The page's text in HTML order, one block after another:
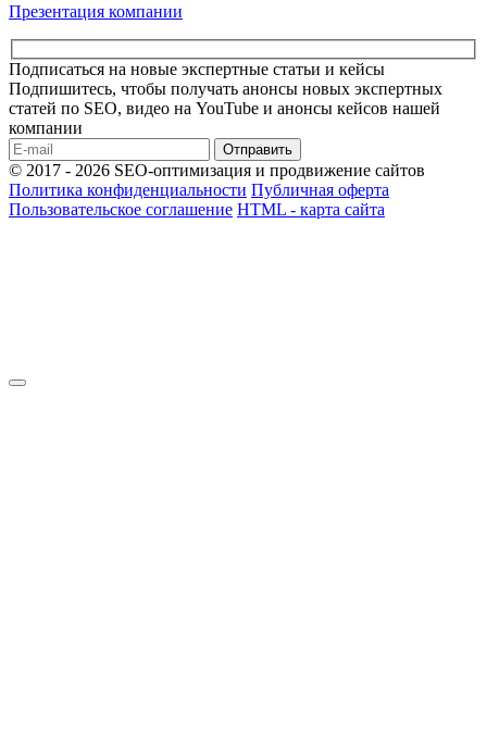
Презентация компании
Подписаться на новые экспертные статьи и кейсы
Подпишитесь, чтобы получать анонсы новых экспертных
статей по SEO, видео на YouTube и анонсы кейсов нашей
компании
Отправить
© 2017 - 2026 SEO-оптимизация и продвижение сайтов
Политика конфиденциальности Публичная оферта
Пользовательское соглашение HTML - карта сайта